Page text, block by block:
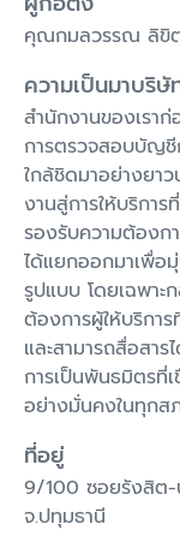
คุณกมลวรรณ ลิขิ
ความเป็นมาบริษั
สำนักงานของเรา
การตรวจสอบบัญชี
ใกล้ชิดมาอย่างยา
งานสู่การให้บริกา
รองรับความต้องก
ได้แยกออกมาเพื่อ
รูปแบบ โดยเฉพาะ
ต้องการผู้ให้บริกา
และสามารถสื่อสา
การเป็นพันธมิตรที่
อย่างมั่นคงในทุก
ที่อยู่
9/100 ซอยรังสิต-
จ.ปทุมธานี